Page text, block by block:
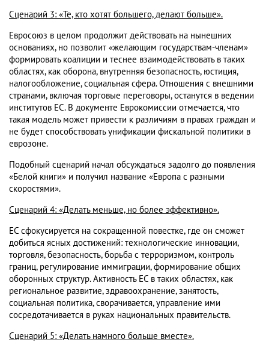
Сценарий 3: «Те, кто хотят большего, делают больше».
Евросоюз в целом продолжит действовать на нынешних
основаниях, но позволит «желающим государствам-членам»
формировать коалиции и теснее взаимодействовать в таких
областях, как оборона, внутренняя безопасность, юстиция,
налогообложение, социальная сфера. Отношения с внешними
странами, включая торговые переговоры, останутся в ведении
институтов ЕС. В документе Еврокомиссии отмечается, что
такая модель может привести к различиям в правах граждан и
не будет способствовать унификации фискальной политики в
еврозоне.
Подобный сценарий начал обсуждаться задолго до появления
«Белой книги» и получил название «Европа с разными
скоростями».
Сценарий 4: «Делать меньше, но более эффективно».
ЕС сфокусируется на сокращенной повестке, где он сможет
добиться ясных достижений: технологические инновации,
торговля, безопасность, борьба с терроризмом, контроль
границ, регулирование иммиграции, формирование общих
оборонных структур. Активность ЕС в таких областях, как
региональное развитие, здравоохранение, занятость,
социальная политика, сворачивается, управление ими
сосредотачивается в руках национальных правительств.
Сценарий 5: «Делать намного больше вместе».